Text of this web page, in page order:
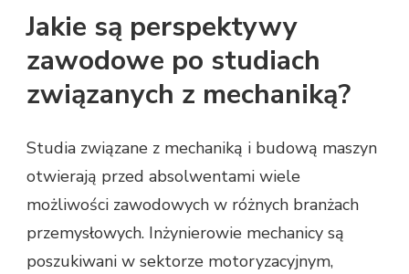
Jakie są perspektywy
zawodowe po studiach
związanych z mechaniką?
Studia związane z mechaniką i budową maszyn
otwierają przed absolwentami wiele
możliwości zawodowych w różnych branżach
przemysłowych. Inżynierowie mechanicy są
poszukiwani w sektorze motoryzacyjnym,